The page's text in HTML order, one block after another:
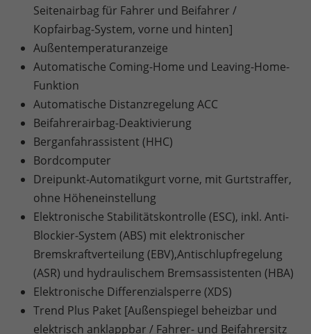
Seitenairbag für Fahrer und Beifahrer /
Kopfairbag-System, vorne und hinten]
Außentemperaturanzeige
Automatische Coming-Home und Leaving-Home-
Funktion
Automatische Distanzregelung ACC
Beifahrerairbag-Deaktivierung
Berganfahrassistent (HHC)
Bordcomputer
Dreipunkt-Automatikgurt vorne, mit Gurtstraffer,
ohne Höheneinstellung
Elektronische Stabilitätskontrolle (ESC), inkl. Anti-
Blockier-System (ABS) mit elektronischer
Bremskraftverteilung (EBV),Antischlupfregelung
(ASR) und hydraulischem Bremsassistenten (HBA)
Elektronische Differenzialsperre (XDS)
Trend Plus Paket [Außenspiegel beheizbar und
elektrisch anklappbar / Fahrer- und Beifahrersitz